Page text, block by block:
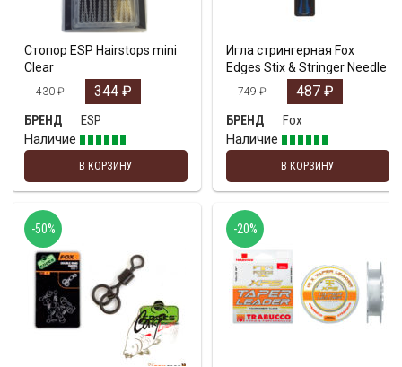
Стопор ESP Hairstops mini
Clear
430₽ 344 ₽
БРЕНД
ESP
Наличие
В КОРЗИНУ
Игла стрингерная Fox
Edges Stix & Stringer Needle
749₽ 487 ₽
БРЕНД
Fox
Наличие
В КОРЗИНУ
-50% -20%